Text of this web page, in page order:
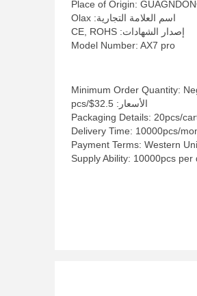
Place of Origin:
اسم العلامة التجارية: Olax
إصدار الشهادات: CE, ROHS
Model Number: AX7 pro
Minimum Order Quantity:
الأسعار: 32.5$/pcs
Packaging Details: 20pcs/
Delivery Time: 10000pcs/
Payment Terms: Western
Supply Ability: 10000pcs per